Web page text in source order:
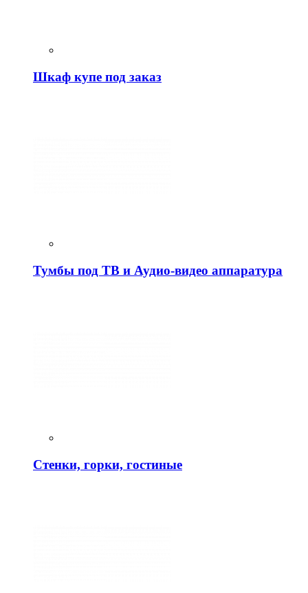
Шкаф купе под заказ
Тумбы под ТВ и Аудио-видео аппаратура
Стенки, горки, гостиные